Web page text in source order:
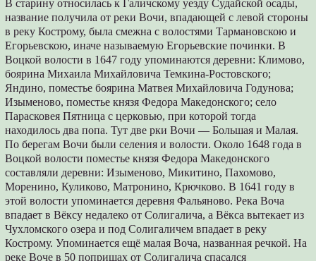
В старину относилась к Галичскому уезду Судайской осады,
название получила от реки Вочи, впадающей с левой стороны
в реку Кострому, была смежна с волостями Тармановскою и
Егорьевскою, иначе называемую Егорьевские починки. В
Воцкой волости в 1647 году упоминаются деревни: Климово,
боярина Михаила Михайловича Темкина-Ростовского;
Яндино, поместье боярина Матвея Михайловича Годунова;
Изыменово, поместье князя Федора Македонского; село
Парасковея Пятница с церковью, при которой тогда
находилось два попа. Тут две рки Вочи — Большая и Малая.
По берегам Вочи были селения и волости. Около 1648 года в
Воцкой волости поместье князя Федора Македонского
составляли деревни: Изыменово, Микитино, Пахомово,
Моренино, Куликово, Матронино, Крючково. В 1641 году в
этой волости упоминается деревня Фальяново. Река Воча
впадает в Вёксу недалеко от Солигалича, а Вёкса вытекает из
Чухломского озера и под Солигаличем впадает в реку
Кострому. Упоминается ещё малая Воча, названная речкой. На
реке Воче в 50 поприщах от Солигалича спасался